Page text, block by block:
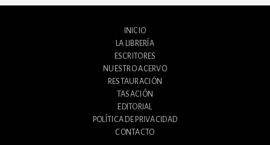
INICIO
LA LIBRERÍA
ESCRITORES
NUESTRO ACERVO
RESTAURACIÓN
TASACIÓN
EDITORIAL
POLÍTICA DE PRIVACIDAD
CONTACTO